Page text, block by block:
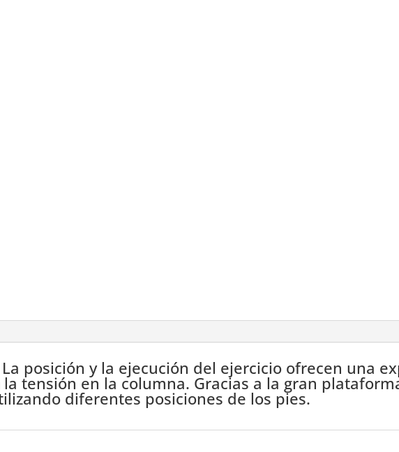
posición y la ejecución del ejercicio ofrecen una
tensión en la columna. Gracias a la gran
diferentes posiciones de los pies.